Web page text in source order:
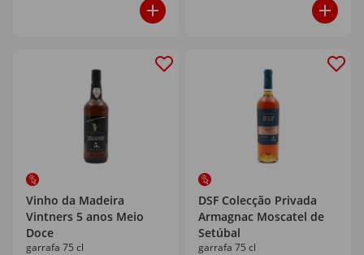
Vinho da Madeira
Vintners 5 anos Meio
Doce
garrafa 75 cl
DSF Colecção Privada
Armagnac Moscatel de
Setúbal
garrafa 75 cl